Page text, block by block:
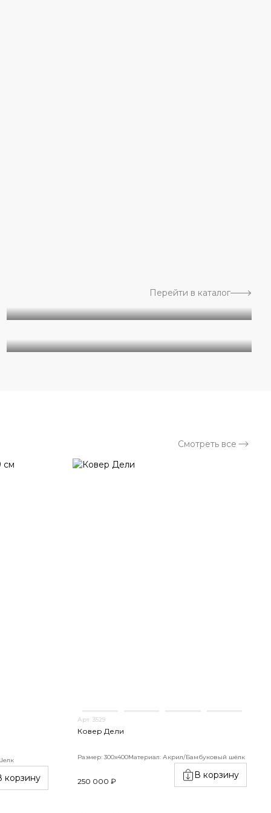
Перейти в каталог
Смотреть все
корзину
Арт. 3529
Ковер Дели
Размер: 300х400Материал: Акрил/Бамбуковый шёлк
250 000 ₽
В корзину